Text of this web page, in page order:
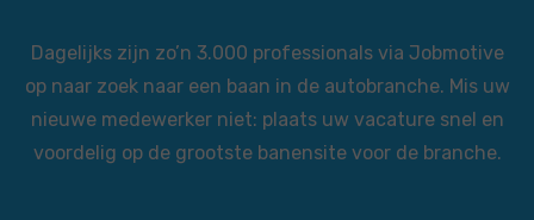
Dagelijks zijn zo’n 3.000 professionals via Jobmotive
op naar zoek naar een baan in de autobranche. Mis uw
nieuwe medewerker niet: plaats uw vacature snel en
voordelig op de grootste banensite voor de branche.